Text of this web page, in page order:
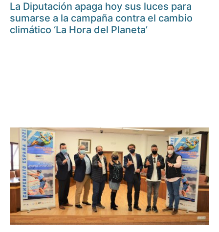
La Diputación apaga hoy sus luces para
sumarse a la campaña contra el cambio
climático ‘La Hora del Planeta’